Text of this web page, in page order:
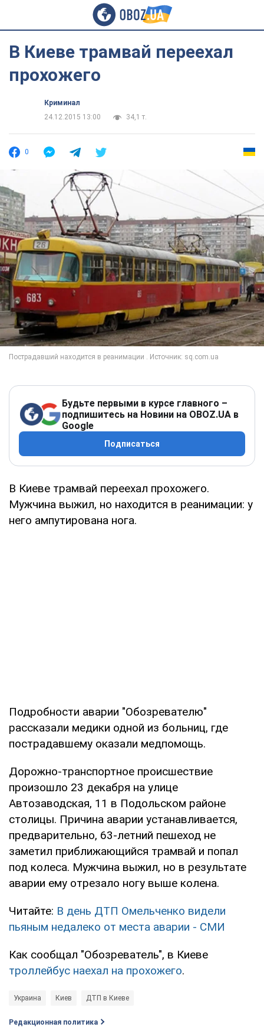
В Киеве трамвай переехал
прохожего
Криминал
24.12.2015 13:00
34,1 т.
0
Будьте первыми в курсе главного –
подпишитесь на Новини на OBOZ.UA в
Google
Подписаться
В Киеве трамвай переехал прохожего.
Мужчина выжил, но находится в реанимации: у
него ампутирована нога.
Подробности аварии "Обозревателю"
рассказали медики одной из больниц, где
пострадавшему оказали медпомощь.
Дорожно-транспортное происшествие
произошло 23 декабря на улице
Автозаводская, 11 в Подольском районе
столицы. Причина аварии устанавливается,
предварительно, 63-летний пешеход не
заметил приближающийся трамвай и попал
под колеса. Мужчина выжил, но в результате
аварии ему отрезало ногу выше колена.
Читайте: В день ДТП Омельченко видели
пьяным недалеко от места аварии - СМИ
Как сообщал "Обозреватель", в Киеве
троллейбус наехал на прохожего.
Украина Киев ДТП в Киеве
Редакционная политика